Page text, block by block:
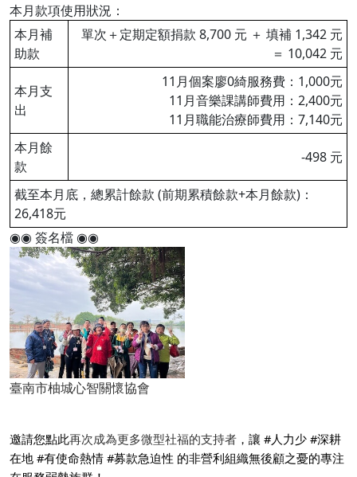
本月款項使用狀況：
本月補
助款
單次＋定期定額捐款 8,700 元 ＋ 填補 1,342 元
＝ 10,042 元
本月支
出
11月個案廖0綺服務費：1,000元
11月音樂課講師費用：2,400元
11月職能治療師費用：7,140元
本月餘
款
-498 元
截至本月底，總累計餘款 (前期累積餘款+本月餘款)：
26,418元
◉◉ 簽名檔 ◉◉
臺南市柚城心智關懷協會
邀請您點此再次成為更多微型社福的支持者 ，讓 #人力少 #深耕
在地 #有使命熱情 #募款急迫性 的非營利組織無後顧之憂的專注